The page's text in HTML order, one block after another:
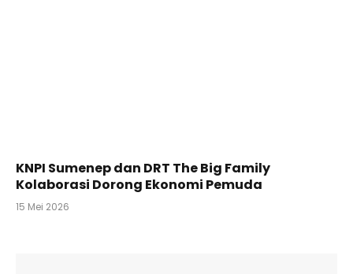
KNPI Sumenep dan DRT The Big Family
Kolaborasi Dorong Ekonomi Pemuda
15 Mei 2026